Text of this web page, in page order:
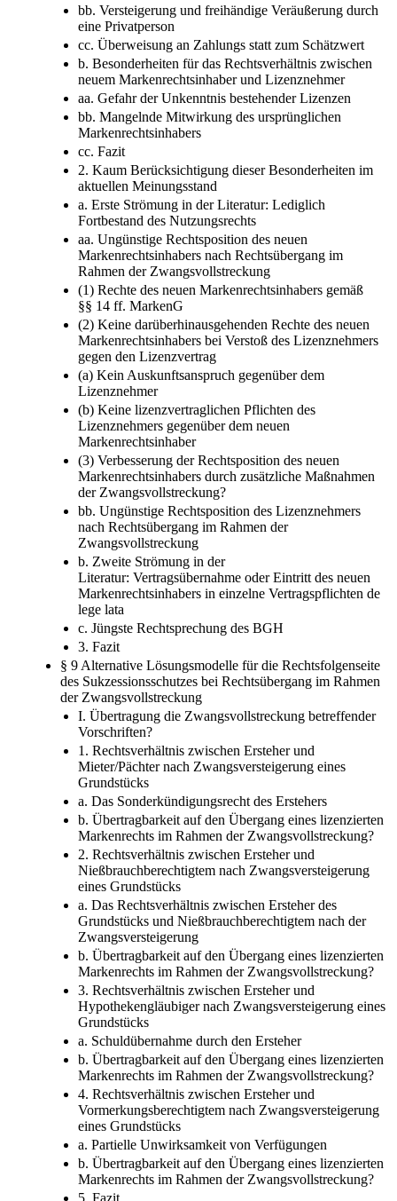
bb. Versteigerung und freihändige Veräußerung durch
eine Privatperson
cc. Überweisung an Zahlungs statt zum Schätzwert
b. Besonderheiten für das Rechtsverhältnis zwischen
neuem Markenrechtsinhaber und Lizenznehmer
aa. Gefahr der Unkenntnis bestehender Lizenzen
bb. Mangelnde Mitwirkung des ursprünglichen
Markenrechtsinhabers
cc. Fazit
2. Kaum Berücksichtigung dieser Besonderheiten im
aktuellen Meinungsstand
a. Erste Strömung in der Literatur: Lediglich
Fortbestand des Nutzungsrechts
aa. Ungünstige Rechtsposition des neuen
Markenrechtsinhabers nach Rechtsübergang im
Rahmen der Zwangsvollstreckung
(1) Rechte des neuen Markenrechtsinhabers gemäß
§§ 14 ff. MarkenG
(2) Keine darüberhinausgehenden Rechte des neuen
Markenrechtsinhabers bei Verstoß des Lizenznehmers
gegen den Lizenzvertrag
(a) Kein Auskunftsanspruch gegenüber dem
Lizenznehmer
(b) Keine lizenzvertraglichen Pflichten des
Lizenznehmers gegenüber dem neuen
Markenrechtsinhaber
(3) Verbesserung der Rechtsposition des neuen
Markenrechtsinhabers durch zusätzliche Maßnahmen
der Zwangsvollstreckung?
bb. Ungünstige Rechtsposition des Lizenznehmers
nach Rechtsübergang im Rahmen der
Zwangsvollstreckung
b. Zweite Strömung in der
Literatur: Vertragsübernahme oder Eintritt des neuen
Markenrechtsinhabers in einzelne Vertragspflichten de
lege lata
c. Jüngste Rechtsprechung des BGH
3. Fazit
§ 9 Alternative Lösungsmodelle für die Rechtsfolgenseite
des Sukzessionsschutzes bei Rechtsübergang im Rahmen
der Zwangsvollstreckung
I. Übertragung die Zwangsvollstreckung betreffender
Vorschriften?
1. Rechtsverhältnis zwischen Ersteher und
Mieter/Pächter nach Zwangsversteigerung eines
Grundstücks
a. Das Sonderkündigungsrecht des Erstehers
b. Übertragbarkeit auf den Übergang eines lizenzierten
Markenrechts im Rahmen der Zwangsvollstreckung?
2. Rechtsverhältnis zwischen Ersteher und
Nießbrauchberechtigtem nach Zwangsversteigerung
eines Grundstücks
a. Das Rechtsverhältnis zwischen Ersteher des
Grundstücks und Nießbrauchberechtigtem nach der
Zwangsversteigerung
b. Übertragbarkeit auf den Übergang eines lizenzierten
Markenrechts im Rahmen der Zwangsvollstreckung?
3. Rechtsverhältnis zwischen Ersteher und
Hypothekengläubiger nach Zwangsversteigerung eines
Grundstücks
a. Schuldübernahme durch den Ersteher
b. Übertragbarkeit auf den Übergang eines lizenzierten
Markenrechts im Rahmen der Zwangsvollstreckung?
4. Rechtsverhältnis zwischen Ersteher und
Vormerkungsberechtigtem nach Zwangsversteigerung
eines Grundstücks
a. Partielle Unwirksamkeit von Verfügungen
b. Übertragbarkeit auf den Übergang eines lizenzierten
Markenrechts im Rahmen der Zwangsvollstreckung?
5. Fazit